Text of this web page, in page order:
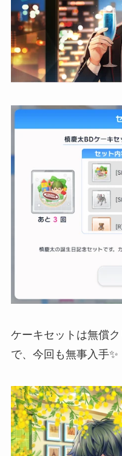
ケーキセットは無償
で、今回も無事入手✨